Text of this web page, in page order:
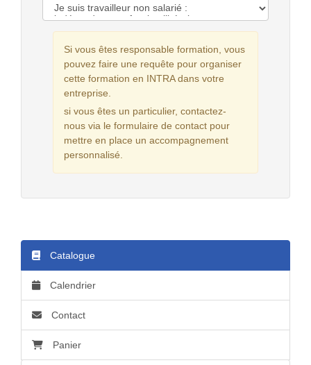
Si vous êtes responsable formation, vous
pouvez faire une requête pour organiser
cette formation en INTRA dans votre
entreprise.
si vous êtes un particulier, contactez-
nous via le formulaire de contact pour
mettre en place un accompagnement
personnalisé.
Catalogue
Calendrier
Contact
Panier